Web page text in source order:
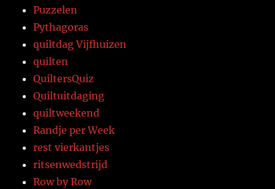
Puzzelen
Pythagoras
quiltdag Vijfhuizen
quilten
QuiltersQuiz
Quiltuitdaging
quiltweekend
Randje per Week
rest vierkantjes
ritsenwedstrijd
Row by Row